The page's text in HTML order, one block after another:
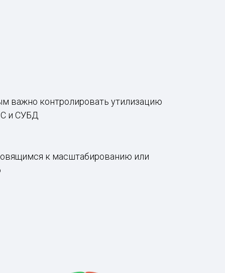
важно контролировать утилизацию
и СУБД
к масштабированию или